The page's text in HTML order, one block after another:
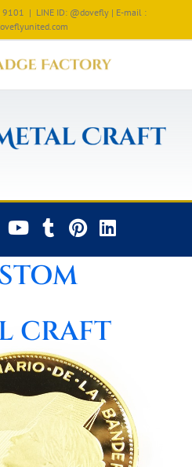
9101 | LINE ID: @dovefly | E-mail :
CRAFT